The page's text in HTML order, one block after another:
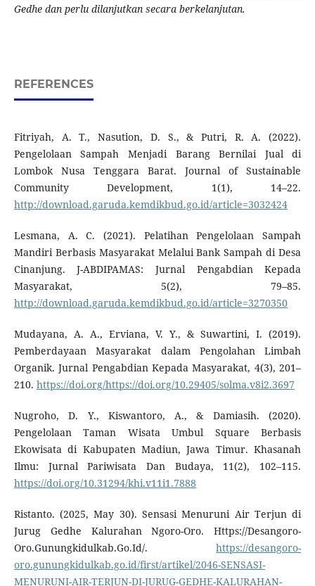
Gedhe dan perlu dilanjutkan secara berkelanjutan.
REFERENCES
Fitriyah, A. T., Nasution, D. S., & Putri, R. A. (2022).
Pengelolaan Sampah Menjadi Barang Bernilai Jual di
Lombok Nusa Tenggara Barat. Journal of Sustainable
Community Development, 1(1), 14–22.
http://download.garuda.kemdikbud.go.id/article=3032424
Lesmana, A. C. (2021). Pelatihan Pengelolaan Sampah
Mandiri Berbasis Masyarakat Melalui Bank Sampah di Desa
Cinanjung. J-ABDIPAMAS: Jurnal Pengabdian Kepada
Masyarakat, 5(2), 79–85.
http://download.garuda.kemdikbud.go.id/article=3270350
Mudayana, A. A., Erviana, V. Y., & Suwartini, I. (2019).
Pemberdayaan Masyarakat dalam Pengolahan Limbah
Organik. Jurnal Pengabdian Kepada Masyarakat, 4(3), 201–
210. https://doi.org/https://doi.org/10.29405/solma.v8i2.3697
Nugroho, D. Y., Kiswantoro, A., & Damiasih. (2020).
Pengelolaan Taman Wisata Umbul Square Berbasis
Ekowisata di Kabupaten Madiun, Jawa Timur. Khasanah
Ilmu: Jurnal Pariwisata Dan Budaya, 11(2), 102–115.
https://doi.org/10.31294/khi.v11i1.7888
Ristanto. (2025, May 30). Sensasi Menuruni Air Terjun di
Jurug Gedhe Kalurahan Ngoro-Oro. Https://Desangoro-
Oro.Gunungkidulkab.Go.Id/.https://desangoro-
oro.gunungkidulkab.go.id/first/artikel/2046-SENSASI-
MENURUNI-AIR-TERJUN-DI-JURUG-GEDHE-KALURAHAN-